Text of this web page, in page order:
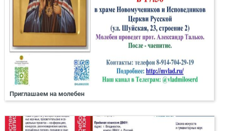
Приглашаем на молебен